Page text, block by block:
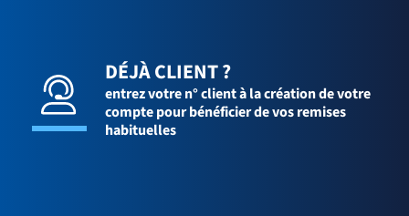
DÉJÀ CLIENT ?
entrez votre n° client à la création de votre
compte pour bénéficier de vos remises
habituelles